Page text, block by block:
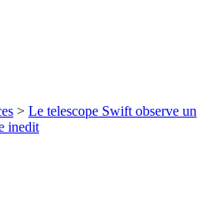
> Le telescope Swift observe un
inedit